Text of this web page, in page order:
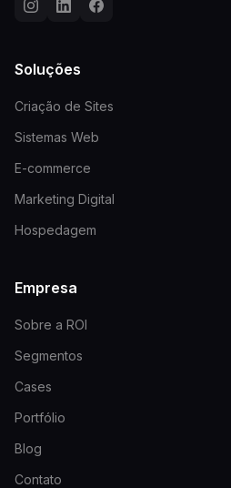
Soluções
Criação de Sites
Sistemas Web
E-commerce
Marketing Digital
Hospedagem
Empresa
Sobre a ROI
Segmentos
Cases
Portfólio
Blog
Contato